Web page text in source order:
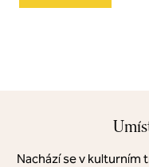
Nachází se v kulturním